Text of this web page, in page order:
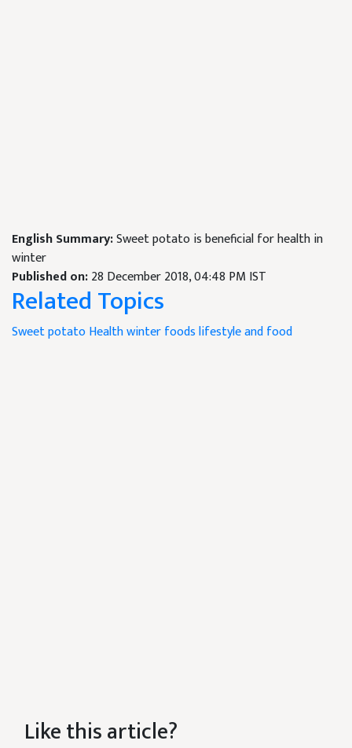
English Summary:Sweet potato is beneficial for health in
winter
Published on:28 December 2018, 04:48 PM IST
Related Topics
Sweet potatoHealthwinter foodslifestyle and food
Like this article?